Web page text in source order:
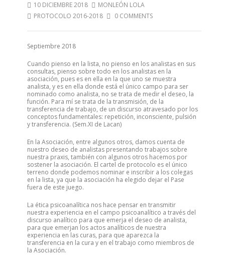
10 DICIEMBRE 2018
MONLEÓN LOLA
PROTOCOLO 2016-2018
0 COMMENTS
Septiembre 2018
Cuando pienso en la lista, no pienso en los analistas en sus
consultas, pienso sobre todo en los analistas en la
asociación, pues es en ella en la que uno se muestra
analista, y es en ella donde está el único campo para ser
nominado como analista, no se trata de medir el deseo, la
función. Para mí se trata de la transmisión, de la
transferencia de trabajo, de un discurso atravesado por los
conceptos fundamentales: repetición, inconsciente, pulsión
y transferencia. (Sem.XI de Lacan)
En la Asociación, entre algunos otros, damos cuenta de
nuestro deseo de analistas presentando trabajos sobre
nuestra praxis, también con algunos otros hacemos por
sostener la asociación. El cartel de protocolo es el único
terreno donde podemos nominar e inscribir a los colegas
en la lista, ya que la asociación ha elegido dejar el Pase
fuera de este juego.
La ética psicoanalítica nos hace pensar en transmitir
nuestra experiencia en el campo psicoanalítico a través del
discurso analítico para que emerja el deseo de analista,
para que emerjan los actos analíticos de nuestra
experiencia en las curas, para que aparezca la
transferencia en la cura y en el trabajo como miembros de
la Asociación.